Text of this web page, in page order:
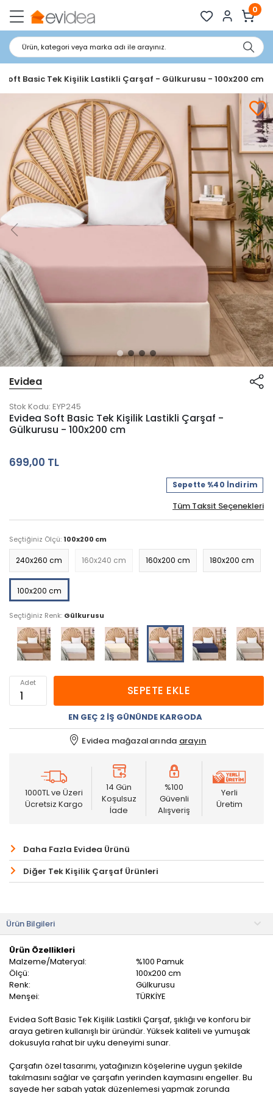
0
Ürün, kategori veya marka adı ile arayınız.
Soft Basic Tek Kişilik Lastikli Çarşaf - Gülkurusu - 100x200 cm
Evidea
Stok Kodu: EYP245
Evidea Soft Basic Tek Kişilik Lastikli Çarşaf -
Gülkurusu - 100x200 cm
699,00 TL
Sepette %40 İndirim
Tüm Taksit Seçenekleri
Seçtiğiniz Ölçü: 100x200 cm
240x260 cm 160x240 cm 160x200 cm 180x200 cm
100x200 cm
Seçtiğiniz Renk: Gülkurusu
Adet
SEPETE EKLE
EN GEÇ 2 İŞ GÜNÜNDE KARGODA
Evidea mağazalarında arayın
1000TL ve Üzeri
Ücretsiz Kargo
14 Gün
Koşulsuz
İade
%100
Güvenli
Alışveriş
Yerli
Üretim
Daha Fazla Evidea Ürünü
Diğer Tek Kişilik Çarşaf Ürünleri
Ürün Bilgileri
Ürün Özellikleri
Malzeme/Materyal:
%100 Pamuk
Ölçü:
100x200 cm
Renk:
Gülkurusu
Menşei:
TÜRKİYE
Evidea Soft Basic Tek Kişilik Lastikli Çarşaf, şıklığı ve konforu bir
araya getiren kullanışlı bir üründür. Yüksek kaliteli ve yumuşak
dokusuyla rahat bir uyku deneyimi sunar.
Çarşafın özel tasarımı, yatağınızın köşelerine uygun şekilde
takılmasını sağlar ve çarşafın yerinden kaymasını engeller. Bu
sayede her sabah yatak düzenlemesi yapmak zorunda